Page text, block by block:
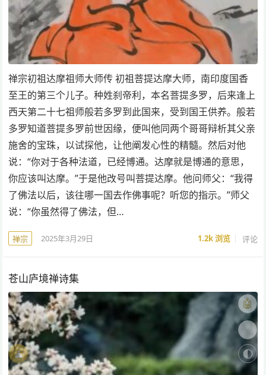
禅宗初祖达摩祖师大师传 初祖菩提达摩大师，南印度国香
至王的第三个儿子。种姓刹帝利，本名菩提多罗，后来逢上
西天第二十七祖师般若多罗到此国来，受到国王供养。般若
多罗知道菩提多罗前世因缘，便叫他同两个哥哥辩析其父亲
施舍的宝珠，以试探他，让他阐发心性的精髓。然后对他
说：“你对于各种法道，已经博通。达摩就是博通的意思，
你应该叫达摩。”于是他改号叫菩提达摩。他问师父：“我得
了佛法以后，该往哪一国去作佛事呢？听您的指示。”师父
说：“你虽然得了佛法，但…
禅宗 2025年3月29日 1.2k浏览 评论
苍山庐境禅诗集
🌓
🧘
🤖
🎨